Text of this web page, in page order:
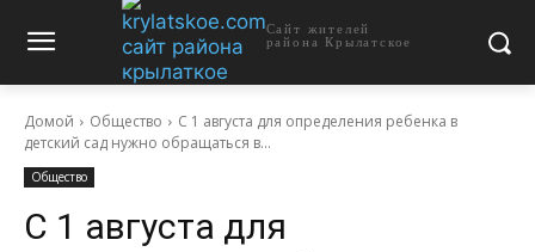
Сайт жителей
района Крылатское
Домой Общество
С 1 августа для определения ребенка в
детский сад нужно обращаться в...
Общество
С 1 августа для